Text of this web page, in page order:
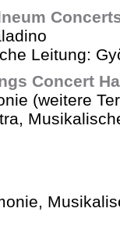
Leitung:
Concert
(weitere